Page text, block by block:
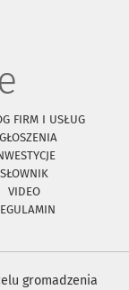
FIRM I USŁUG
SŁOWNIK
VIDEO
gromadzenia